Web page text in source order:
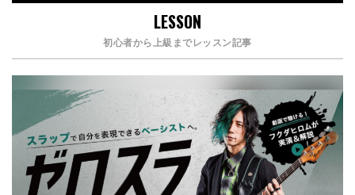
LESSON
初心者から上級までレッスン記事